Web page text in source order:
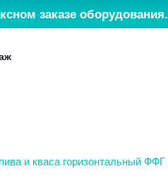
заказе оборудования.
и кваса горизонтальный ФФГ